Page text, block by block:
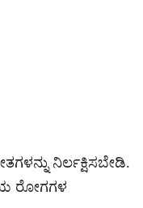
ನಿರ್ಲಕ್ಷಿಸಬೇಡಿ.
ರೋಗಗಳ